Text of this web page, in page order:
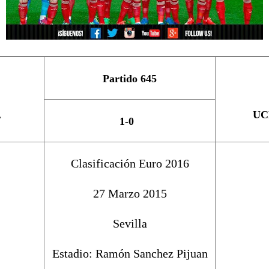
Partido 645
1-0
Clasificación Euro 2016
27 Marzo 2015
Sevilla
Estadio: Ramón Sanchez Pijuan